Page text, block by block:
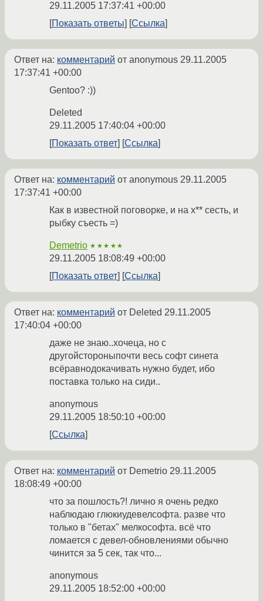
29.11.2005 17:37:41 +00:00
Показать ответы
Ссылка
Ответ на: комментарий от anonymous 29.11.2005
17:37:41 +00:00
Gentoo? :))
Deleted
29.11.2005 17:40:04 +00:00
Показать ответ
Ссылка
Ответ на: комментарий от anonymous 29.11.2005
17:37:41 +00:00
Как в известной поговорке, и на х** сесть, и
рыбку съесть =)
Demetrio ★★★★★
29.11.2005 18:08:49 +00:00
Показать ответ
Ссылка
Ответ на: комментарий от Deleted 29.11.2005
17:40:04 +00:00
даже не знаю..хочеца, но с
другойстороныпочти весь софт синета
всёравнодокачивать нужно будет, ибо
поставка только на сиди..
anonymous
29.11.2005 18:50:10 +00:00
Ссылка
Ответ на: комментарий от Demetrio 29.11.2005
18:08:49 +00:00
что за пошлость?! лично я очень редко
наблюдаю глюкиудевелсофта. разве что
только в "бетах" мелкософта. всё что
ломается с девел-обновлениями обычно
чинится за 5 сек, так что...
anonymous
29.11.2005 18:52:00 +00:00